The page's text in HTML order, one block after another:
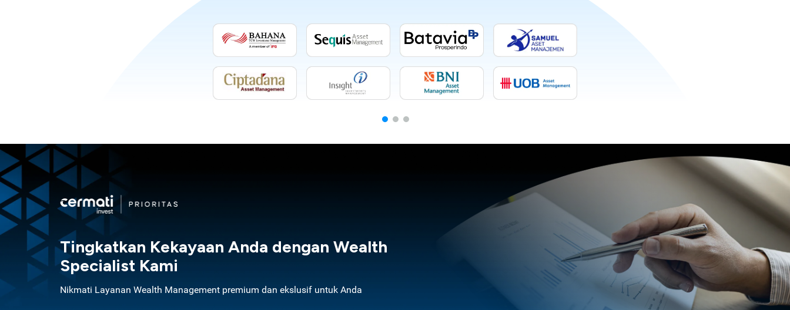
Tingkatkan Kekayaan Anda dengan Wealth
Specialist Kami
Nikmati Layanan Wealth Management premium dan ekslusif untuk Anda